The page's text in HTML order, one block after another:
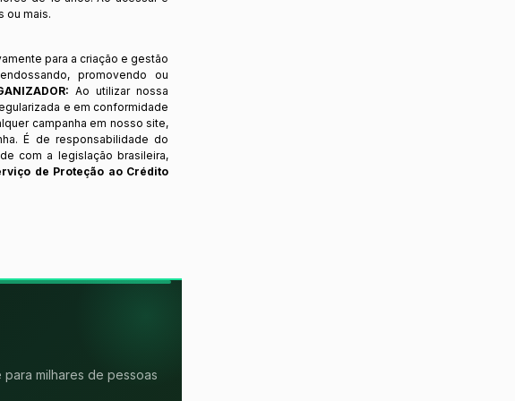
ou mais.
para a criação e gestão
promovendo ou
Ao utilizar nossa
e em conformidade
campanha em nosso site,
É de responsabilidade do
com a legislação brasileira,
de Proteção ao Crédito
milhares de pessoas